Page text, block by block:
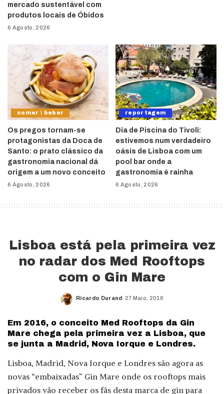
mercado sustentável com
produtos locais de Óbidos
6 Agosto, 2026
comer \ beber
Os pregos tornam-se
protagonistas da Doca de
Santo: o prato clássico da
gastronomia nacional dá
origem a um novo conceito
6 Agosto, 2026
reportagem
Dia de Piscina do Tivoli:
estivemos num verdadeiro
oásis de Lisboa com um
pool bar onde a
gastronomia é rainha
6 Agosto, 2026
Lisboa está pela primeira vez
no radar dos Med Rooftops
com o Gin Mare
Posted
Ricardo Durand 27 Maio, 2016
Em 2016, o conceito Med Rooftops da Gin
Mare chega pela primeira vez a Lisboa, que
se junta a Madrid, Nova Iorque e Londres.
Lisboa, Madrid, Nova Iorque e Londres são agora as
novas “embaixadas” Gin Mare onde os rooftops mais
privados vão receber os fãs desta marca de gin para